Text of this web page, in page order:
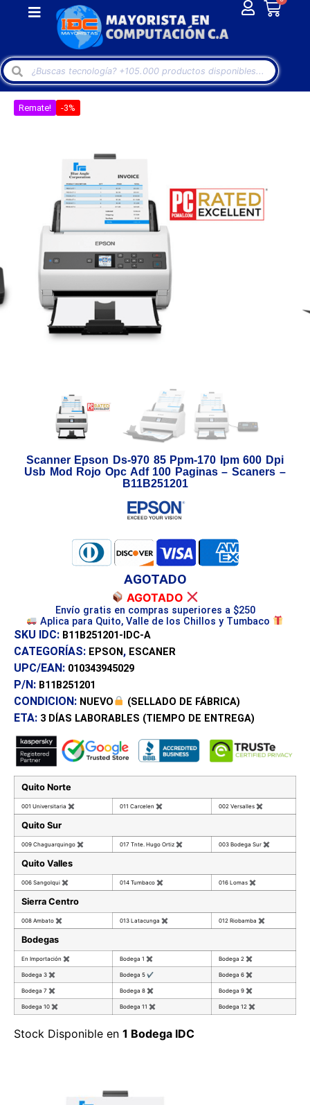
Remate! -3%
Scanner Epson Ds-970 85 Ppm-170 Ipm 600 Dpi
Usb Mod Rojo Opc Adf 100 Paginas – Scaners –
B11B251201
AGOTADO
AGOTADO
Envío gratis en compras superiores a $250
Aplica para Quito, Valle de los Chillos y Tumbaco
SKU IDC: B11B251201-IDC-A
CATEGORÍAS: EPSON , ESCANER
UPC/EAN: 010343945029
P/N: B11B251201
CONDICION: NUEVO (SELLADO DE FÁBRICA)
ETA: 3 DÍAS LABORABLES (TIEMPO DE ENTREGA)
Quito Norte
001 Universitaria ✖ 011 Carcelen ✖ 002 Versalles ✖
Quito Sur
009 Chaguarquingo ✖ 017 Tnte. Hugo Ortiz ✖ 003 Bodega Sur ✖
Quito Valles
006 Sangolqui ✖ 014 Tumbaco ✖ 016 Lomas ✖
Sierra Centro
008 Ambato ✖ 013 Latacunga ✖ 012 Riobamba ✖
Bodegas
En Importación ✖ Bodega 1 ✖ Bodega 2 ✖
Bodega 3 ✖ Bodega 5 ✔ Bodega 6 ✖
Bodega 7 ✖ Bodega 8 ✖ Bodega 9 ✖
Bodega 10 ✖ Bodega 11 ✖ Bodega 12 ✖
Stock Disponible en 1 Bodega IDC